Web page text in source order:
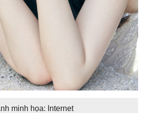
minh họa: Internet